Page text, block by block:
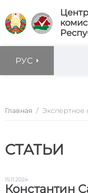
РУС
Главная / Экспертное
СТАТЬИ
15.11.2024
Константин